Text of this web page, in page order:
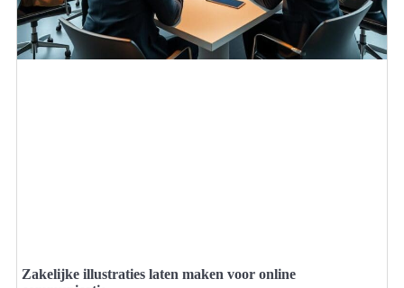
Zakelijke illustraties laten maken voor online